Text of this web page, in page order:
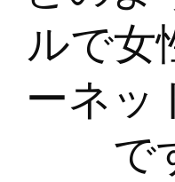
ルで女
ーネッ
で